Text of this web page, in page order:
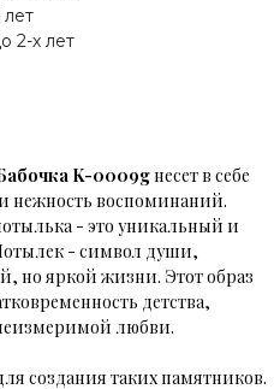
лет
2-х лет
K-0009gнесет в себе
нежность воспоминаний.
- это уникальный и
- символ души,
но яркой жизни. Этот образ
детства,
неизмеримой любви.
создания таких памятников.